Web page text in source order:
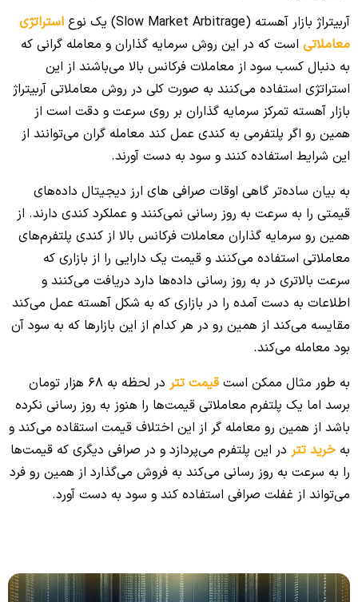
آربیتراژ بازار آهسته (Slow Market Arbitrage) یک نوع
استراتژی
معاملاتی است که در این روش سرمایه گذاران و معامله گرانی که
به دنبال کسب سود از معاملات فرکانس بالا می‌باشند از این
استراتژی استفاده می‌کنند به صورت کلی در روش معاملاتی آربیتراژ
بازار آهسته تمرکز سرمایه گذاران بر روی سرعت و دقت است از
همین رو اگر پلتفرمی به کندی عمل کند معامله گران می‌توانند از
این شرایط استفاده کنند و سود به دست آورند.
به بیان ساده‌تر گاهی اوقات صرافی های ارز دیجیتال داده‌های
قیمتی را به سرعت به روز رسانی نمی‌کنند و عملکرد کندی دارند. از
همین رو سرمایه گذاران معاملات فرکانس بالا از کندی پلتفرم‌های
معاملاتی استفاده می‌کنند و قیمت یک دارایی را از بازاری که
سرعت بالاتری در به روز رسانی داده‌ها دارد دریافت می‌کنند و
اطلاعات به دست آمده را در بازاری که به شکل آهسته عمل می‌کند
مقایسه می‌کند از همین رو در هر کدام از این بازارها که به سود آن
بود معامله می‌کند.
به طور مثال ممکن است قیمت تتر
در لحظه به 68 هزار تومان
برسد اما یک پلتفرم معاملاتی قیمت‌ها را هنوز به روز رسانی نکرده
باشد از همین رو معامله گر از این اختلاف قیمت استقاده می‌کند و
به خرید تتر در این پلتفرم می‌پردازد و در صرافی دیگری که قیمت‌ها
را به سرعت به روز رسانی می‌کند به فروش می‌گذارد از همین رو فرد
می‌تواند از غفلت صرافی استفاده کند و سود به دست آورد.